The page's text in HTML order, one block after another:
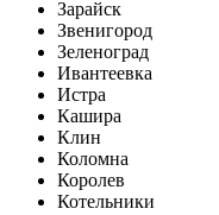
Зарайск
Звенигород
Зеленоград
Ивантеевка
Истра
Кашира
Клин
Коломна
Королев
Котельники